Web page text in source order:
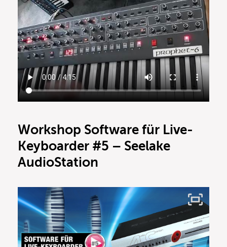
Workshop Software für Live-
Keyboarder #5 – Seelake
AudioStation